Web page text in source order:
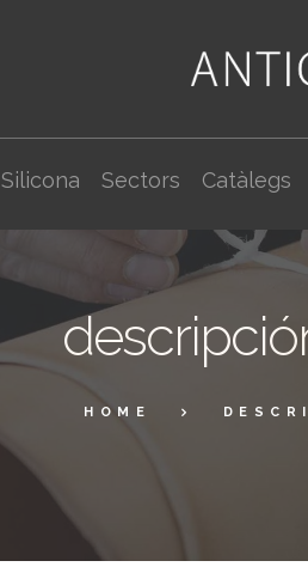
Silicona Sectors Catàlegs
HOME